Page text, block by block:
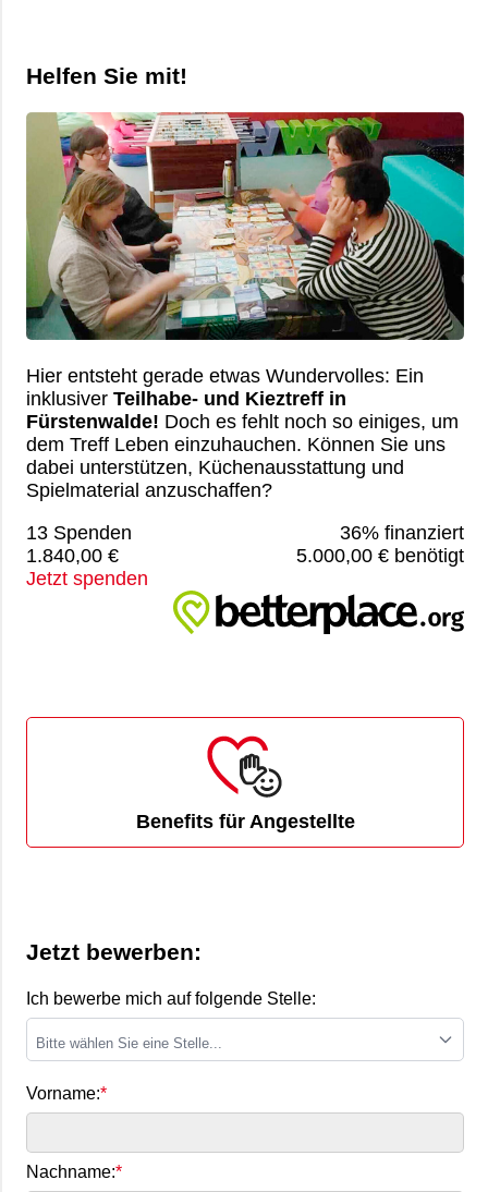
Erziehungs- & Familienberatung
Suchtberatung
Selbsthilfekontaktstelle im
„Zimmer mit Aussicht“
Helferkreis
Mehrgenerationenhaus
Eltern-Kind-Zentrum Briesen
Angebote für Senioren
Kietztreff im „Zimmer mit Aussicht“
Chronik
Satzung
Mitglied werden
Ehrenamt
Spenden
Helfen Sie mit!
Hier entsteht gerade etwas Wundervolles: Ein
inklusiverTeilhabe- und Kieztreff in
Fürstenwalde! Doch es fehlt noch so einiges, um
dem Treff Leben einzuhauchen. Können Sie uns
dabei unterstützen, Küchenausstattung und
Spielmaterial anzuschaffen?
13 Spenden
36% finanziert
1.840,00 €
5.000,00 € benötigt
Jetzt spenden
Benefits für Angestellte
Jetzt bewerben:
Ich bewerbe mich auf folgende Stelle:
Bitte wählen Sie eine Stelle...
Vorname:
Nachname: